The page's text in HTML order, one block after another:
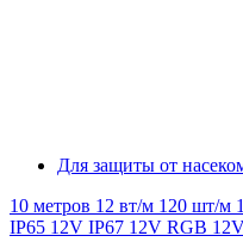
Для защиты от
10 метров 12 вт/м 120 шт/м
IP65 12V IP67 12V RGB